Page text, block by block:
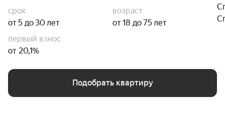
срок
от 5 до 30 лет
возраст
от 18 до 75 лет
первый взнос
от 20,1%
Подобрать квартиру